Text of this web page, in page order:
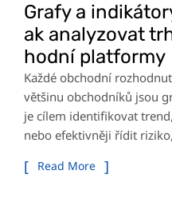
Grafy a
ak analyzovat
hodní platformy
Každé obchodní
většinu obchodníků jsou
je cílem identifikovat
nebo efektivněji řídit
Read More